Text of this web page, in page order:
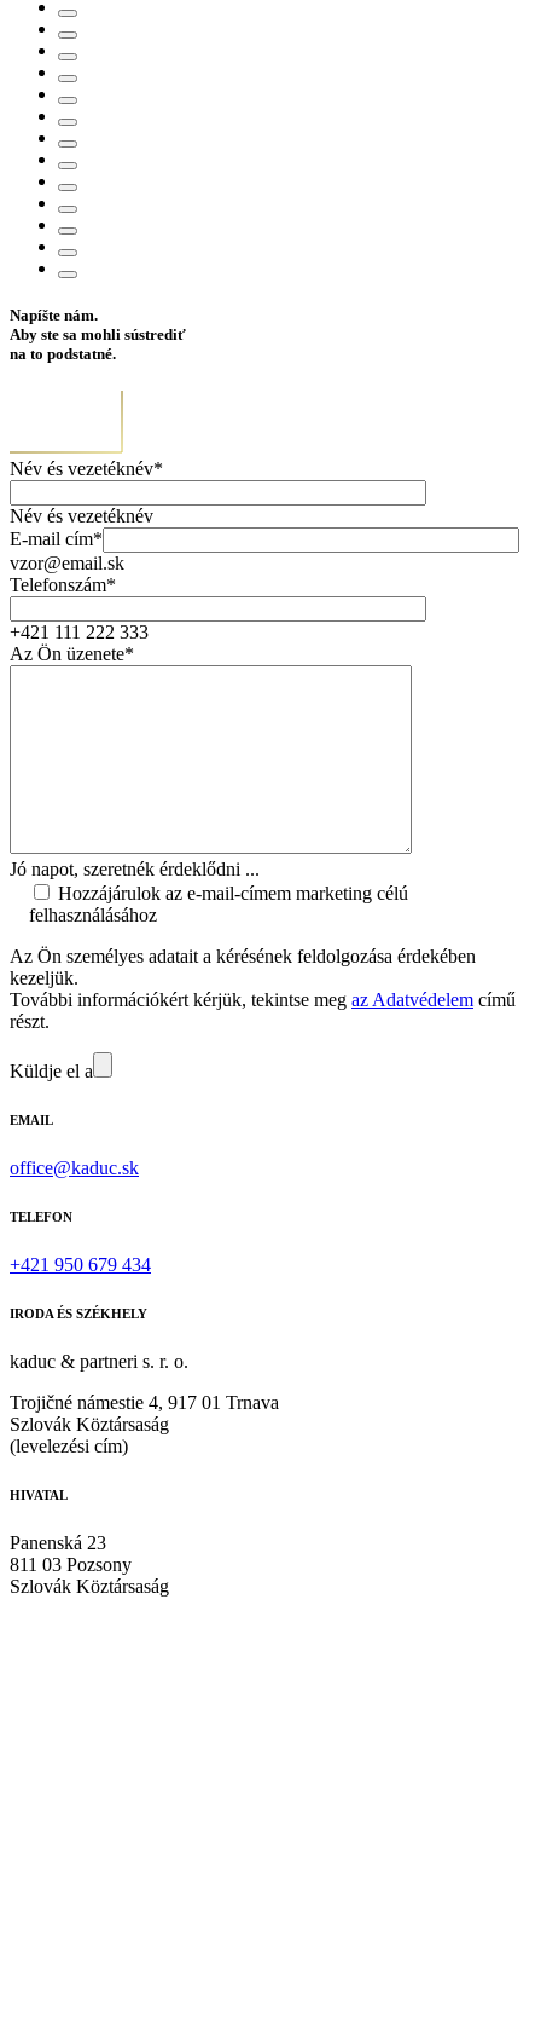
Napíšte nám.
Aby ste sa mohli sústrediť
na to podstatné.
Név és vezetéknév*
Név és vezetéknév
E-mail cím*
vzor@email.sk
Telefonszám*
+421 111 222 333
Az Ön üzenete*
Jó napot, szeretnék érdeklődni ...
Hozzájárulok az e-mail-címem marketing célú
felhasználásához
Az Ön személyes adatait a kérésének feldolgozása érdekében
kezeljük.
További információkért kérjük, tekintse meg az Adatvédelem című
részt.
Küldje el a
EMAIL
office@kaduc.sk
TELEFON
+421 950 679 434
IRODA ÉS SZÉKHELY
kaduc & partneri s. r. o.
Trojičné námestie 4, 917 01 Trnava
Szlovák Köztársaság
(levelezési cím)
HIVATAL
Panenská 23
811 03 Pozsony
Szlovák Köztársaság